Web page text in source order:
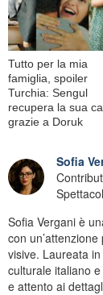
Tutto per la mia
famiglia, spoiler
Turchia: Sengul
recupera la sua
grazie a Doruk
Sofia
Sofia Vergani è
con
visive. Laureata
culturale italiano
e attento ai